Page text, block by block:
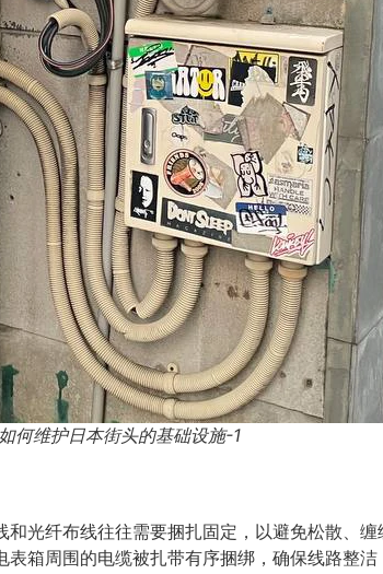
何维护日本街头的基础设施-1
和光纤布线往往需要捆扎固定，以避免松散、
箱周围的电缆被扎带有序捆绑，确保线路整洁